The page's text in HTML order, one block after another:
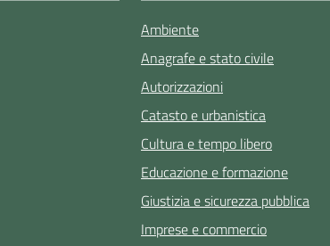
Ambiente
Anagrafe e stato civile
Autorizzazioni
Catasto e urbanistica
Cultura e tempo libero
Educazione e formazione
Giustizia e sicurezza pubblica
Imprese e commercio